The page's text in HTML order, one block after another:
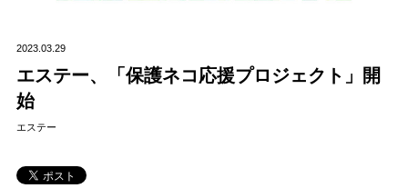
2023.03.29
エステー、「保護ネコ応援プロジェクト」開
始
エステー